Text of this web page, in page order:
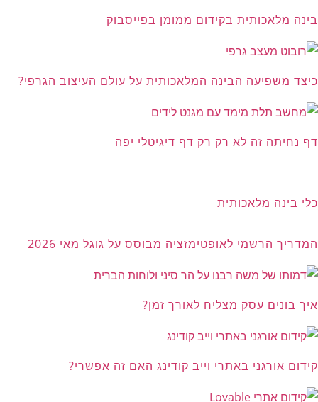
בינה מלאכותית בקידום ממומן בפייסבוק
כיצד משפיעה הבינה המלאכותית על עולם העיצוב הגרפי?
דף נחיתה זה לא רק רק דף דיגיטלי יפה
כלי בינה מלאכותית
המדריך הרשמי לאופטימזציה מבוסס על גוגל מאי 2026
איך בונים עסק מצליח לאורך זמן?
קידום אורגני באתרי וייב קודינג האם זה אפשרי?